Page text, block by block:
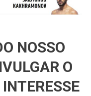
NOSSO
O